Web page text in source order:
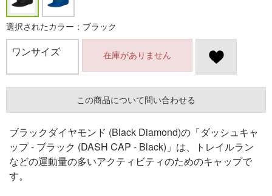
選択されたカラー：ブラック
ワンサイズ 在庫がありません
この商品について問い合わせる
ブラックダイヤモンド (Black Diamond)の「ダッシュキャ
ップ - ブラック (DASH CAP - Black)」は、トレイルラン
などの運動量の多いアクティビティのためのキャップで
す。